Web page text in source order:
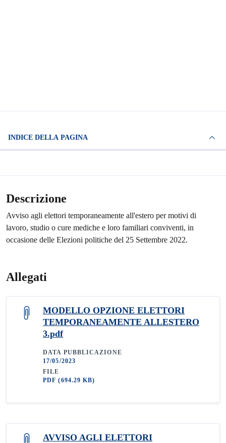
INDICE DELLA PAGINA
Descrizione
Avviso agli elettori temporaneamente all'estero per motivi di
lavoro, studio o cure mediche e loro familiari conviventi, in
occasione delle Elezioni politiche del 25 Settembre 2022.
Allegati
MODELLO OPZIONE ELETTORI
TEMPORANEAMENTE ALLESTERO
3.pdf
DATA PUBBLICAZIONE
17/05/2023
FILE
PDF(694.29 KB)
AVVISO AGLI ELETTORI